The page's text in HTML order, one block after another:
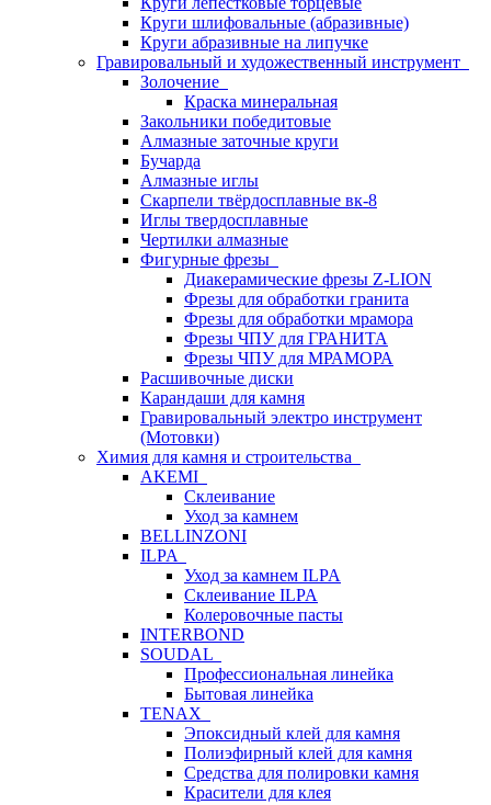
Круги шлифовальные (абразивные)
Круги абразивные на липучке
Гравировальный и художественный инструмент
Золочение
Краска минеральная
Закольники победитовые
Алмазные заточные круги
Бучарда
Алмазные иглы
Скарпели твёрдосплавные вк-8
Иглы твердосплавные
Чертилки алмазные
Фигурные фрезы
Диакерамические фрезы Z-LION
Фрезы для обработки гранита
Фрезы для обработки мрамора
Фрезы ЧПУ для ГРАНИТА
Фрезы ЧПУ для МРАМОРА
Расшивочные диски
Карандаши для камня
Гравировальный электро инструмент
(Мотовки)
Химия для камня и строительства
AKEMI
Склеивание
Уход за камнем
BELLINZONI
ILPA
Уход за камнем ILPA
Склеивание ILPA
Колеровочные пасты
INTERBOND
SOUDAL
Профессиональная линейка
Бытовая линейка
TENAX
Эпоксидный клей для камня
Полиэфирный клей для камня
Средства для полировки камня
Красители для клея